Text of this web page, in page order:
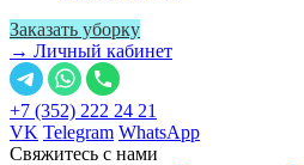
Заказать уборку
→ Личный кабинет
+7 (352) 222 24 21
VK Telegram WhatsApp
Свяжитесь с нами